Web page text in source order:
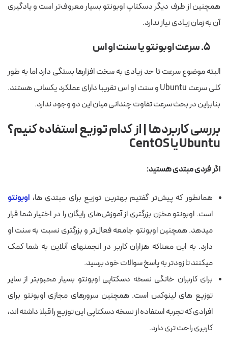
همچنین از طرف دیگر دسکتاپ اوبونتو بسیار معروف‌تر است و یادگیری
آن به زمان زیادی نیاز ندارد.
۵. سرعت اوبونتو یا سنت او اس
البته موضوع سرعت تا حد زیادی به سخت افزارها بستگی دارد اما به طور
کلی سرعت Ubuntu و سنت او اس تقریبا دارای عملکرد یکسانی هستند.
بنابراین در بحث سرعت تفاوت چندانی میان این دو وجود ندارد.
بررسی کاربردها | از کدام توزیع استفاده کنیم؟
UbuntuیاCentOS
اگر فردی مبتدی هستید:
همانطور که پیش‌تر گفتیم بهترین توزیع برای مبتدی ها، اوبونتو
است. اوبونتو مخزن بزرگتری از آموزش‌های رایگان را در اختیار شما قرار
می‎دهد. همچنین اوبونتو جامعه فعال‌تر و بزرگتری نسبت به سنت او
دارد. به این معناکه هزاران کاربر در انجمن‎های آنلاین به شما کمک
می‎کنند تا زودتر به پاسخ سوالات خود برسید.
برای کاربران خانگی نسخه دسکتاپی اوبونتو بسیار محبوب‎تر از سایر
توزیع های لینوکس است. همچنین سرورهای مجازی اوبونتو برای
افرادی که تجربه استفاده از نسخه دسکتاپی این توزیع را قبلا داشته اند،
کاربری راحت تری دارد.